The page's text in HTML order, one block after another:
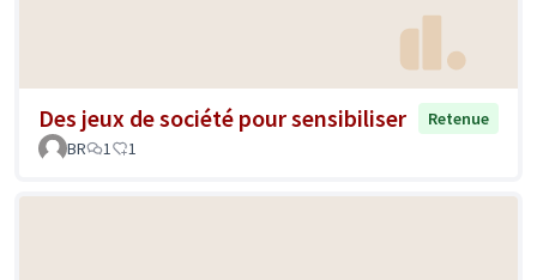
Des jeux de société pour sensibiliser
Retenue
BR
1 1